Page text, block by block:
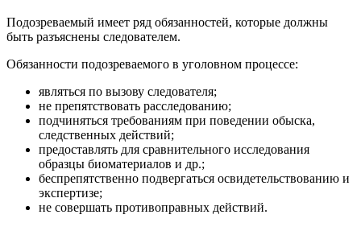
Подозреваемый имеет ряд обязанностей, которые должны
быть разъяснены следователем.
Обязанности подозреваемого в уголовном процессе:
являться по вызову следователя;
не препятствовать расследованию;
подчиняться требованиям при поведении обыска,
следственных действий;
предоставлять для сравнительного исследования
образцы биоматериалов и др.;
беспрепятственно подвергаться освидетельствованию и
экспертизе;
не совершать противоправных действий.